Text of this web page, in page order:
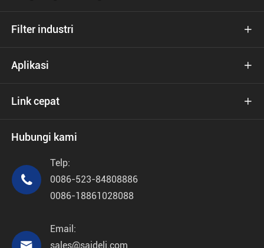
Filter industri 
Aplikasi 
Link cepat 
Hubungi kami

Telp:
0086-523-84808886
0086-18861028088
Email:
sales@saideli.com